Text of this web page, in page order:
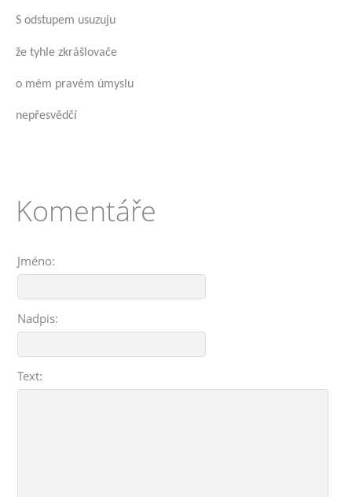
S odstupem usuzuju
že tyhle zkrášlovače
o mém pravém úmyslu
nepřesvědčí
Komentáře
Jméno:
Nadpis:
Text: